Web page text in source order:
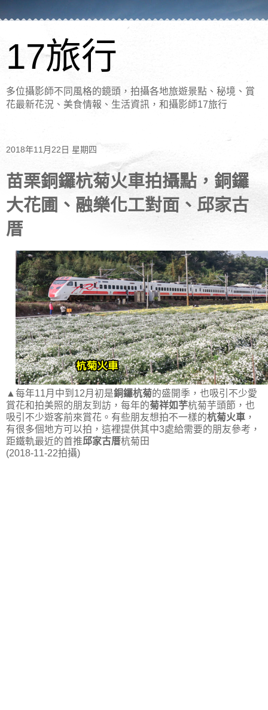
17旅行
多位攝影師不同風格的鏡頭，拍攝各地旅遊景點、秘境、賞
花最新花況、美食情報、生活資訊，和攝影師17旅行
2018年11月22日 星期四
苗栗銅鑼杭菊火車拍攝點，銅鑼
大花圃、融樂化工對面、邱家古
厝
▲每年11月中到12月初是銅鑼杭菊的盛開季，也吸引不少愛
賞花和拍美照的朋友到訪，每年的菊祥如芋杭菊芋頭節，也
吸引不少遊客前來賞花。有些朋友想拍不一樣的杭菊火車 ，
有很多個地方可以拍，這裡提供其中3處給需要的朋友參考，
距鐵軌最近的首推邱家古厝杭菊田
(2018-11-22拍攝)